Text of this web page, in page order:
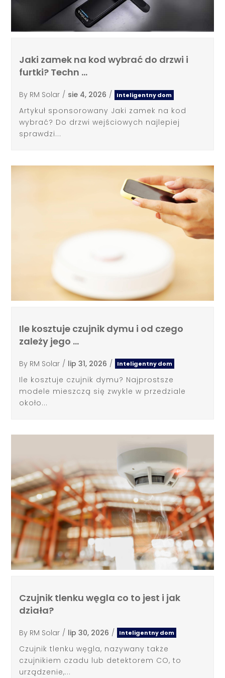
Jaki zamek na kod wybrać do drzwi i
furtki? Techn …
By RM Solar / sie 4, 2026 / Inteligentny dom
Artykuł sponsorowany Jaki zamek na kod
wybrać? Do drzwi wejściowych najlepiej
sprawdzi...
Ile kosztuje czujnik dymu i od czego
zależy jego …
By RM Solar / lip 31, 2026 / Inteligentny dom
Ile kosztuje czujnik dymu? Najprostsze
modele mieszczą się zwykle w przedziale
około...
Czujnik tlenku węgla co to jest i jak
działa?
By RM Solar / lip 30, 2026 / Inteligentny dom
Czujnik tlenku węgla, nazywany także
czujnikiem czadu lub detektorem CO, to
urządzenie,...